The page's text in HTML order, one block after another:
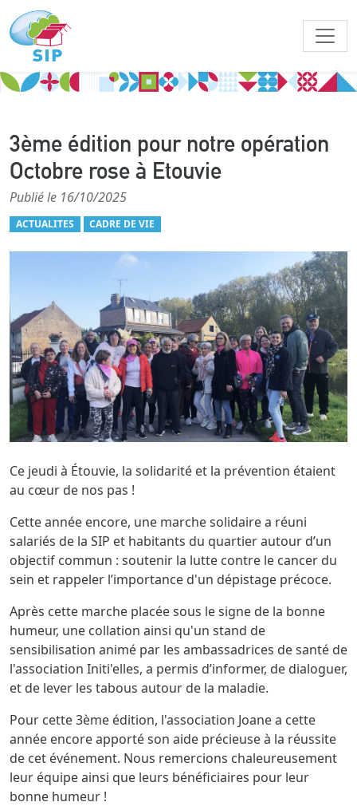
3ème édition pour notre opération
Octobre rose à Etouvie
Publié le 16/10/2025
ACTUALITES CADRE DE VIE
Ce jeudi à Étouvie, la solidarité et la prévention étaient
au cœur de nos pas !
Cette année encore, une marche solidaire a réuni
salariés de la SIP et habitants du quartier autour d’un
objectif commun : soutenir la lutte contre le cancer du
sein et rappeler l’importance d'un dépistage précoce.
Après cette marche placée sous le signe de la bonne
humeur, une collation ainsi qu'un stand de
sensibilisation animé par les ambassadrices de santé de
l'association Initi'elles, a permis d’informer, de dialoguer,
et de lever les tabous autour de la maladie.
Pour cette 3ème édition, l'association Joane a cette
année encore apporté son aide précieuse à la réussite
de cet événement. Nous remercions chaleureusement
leur équipe ainsi que leurs bénéficiaires pour leur
bonne humeur !